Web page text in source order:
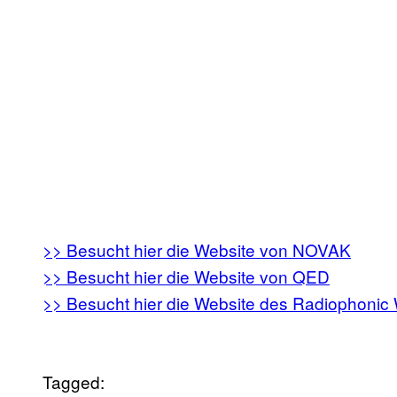
>> Besucht hier die Website von NOVAK
>> Besucht hier die Website von QED
>> Besucht hier die Website des Radiophonic
Tagged: